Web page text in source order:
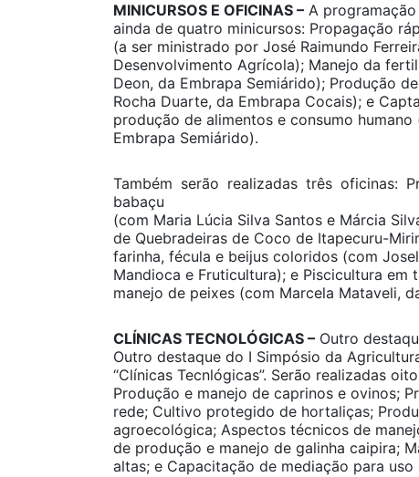
MINICURSOS E OFICINAS – A
ainda de quatro minicursos: Propagação
(a ser ministrado por José Raimundo
Desenvolvimento Agrícola); Manejo da
Deon, da Embrapa Semiárido); Produção
Rocha Duarte, da Embrapa Cocais); e
produção de alimentos e consumo
Embrapa Semiárido).
Também serão realizadas três oficinas:
babaçu
(com Maria Lúcia Silva Santos e Márcia
de Quebradeiras de Coco de Itapecuru-
farinha, fécula e beijus coloridos (com
Mandioca e Fruticultura); e Piscicultura em
manejo de peixes (com Marcela Mataveli,
CLÍNICAS TECNOLÓGICAS – Outro
Outro destaque do I Simpósio da
“Clínicas Tecnlógicas”. Serão realizadas
Produção e manejo de caprinos e ovinos;
rede; Cultivo protegido de hortaliças;
agroecológica; Aspectos técnicos de
de produção e manejo de galinha caipira;
altas; e Capacitação de mediação para